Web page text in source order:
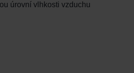
úrovní vlhkosti vzduchu